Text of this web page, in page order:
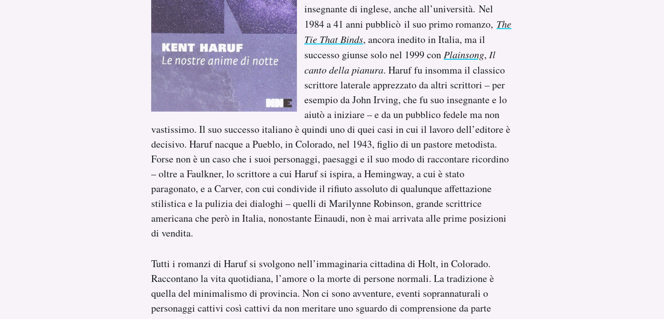
insegnante di inglese, anche all’università. Nel
1984 a 41 anni pubblicò il suo primo romanzo, The
Tie That Binds, ancora inedito in Italia, ma il
successo giunse solo nel 1999 conPlainsong, Il
canto della pianura. Haruf fu insomma il classico
scrittore laterale apprezzato da altri scrittori – per
esempio da John Irving, che fu suo insegnante e lo
aiutò a iniziare – e da un pubblico fedele ma non
vastissimo. Il suo successo italiano è quindi uno di quei casi in cui il lavoro dell’editore è
decisivo. Haruf nacque a Pueblo, in Colorado, nel 1943, figlio di un pastore metodista.
Forse non è un caso che i suoi personaggi, paesaggi e il suo modo di raccontare ricordino
– oltre a Faulkner, lo scrittore a cui Haruf si ispira, a Hemingway, a cui è stato
paragonato, e a Carver, con cui condivide il rifiuto assoluto di qualunque affettazione
stilistica e la pulizia dei dialoghi – quelli di Marilynne Robinson, grande scrittrice
americana che però in Italia, nonostante Einaudi, non è mai arrivata alle prime posizioni
di vendita.
Tutti i romanzi di Haruf si svolgono nell’immaginaria cittadina di Holt, in Colorado.
Raccontano la vita quotidiana, l’amore o la morte di persone normali. La tradizione è
quella del minimalismo di provincia. Non ci sono avventure, eventi soprannaturali o
personaggi cattivi così cattivi da non meritare uno sguardo di comprensione da parte